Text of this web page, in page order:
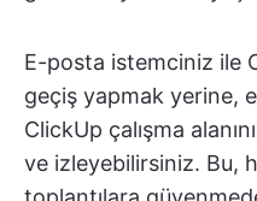
E-posta istemciniz ile
geçiş yapmak yerine,
ClickUp çalışma
ve izleyebilirsiniz. Bu,